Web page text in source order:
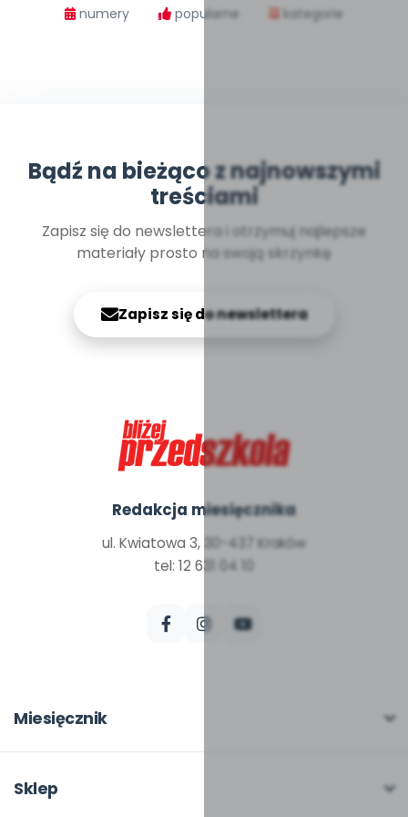
numery popularne kategorie
Bądź na bieżąco z najnowszymi
treściami
Zapisz się do newslettera i otrzymuj najlepsze
materiały prosto na swoją skrzynkę
Zapisz się do newslettera
Redakcja miesięcznika
ul. Kwiatowa 3, 30-437 Kraków
tel: 12 631 04 10
Miesięcznik
W numerze
Sklep